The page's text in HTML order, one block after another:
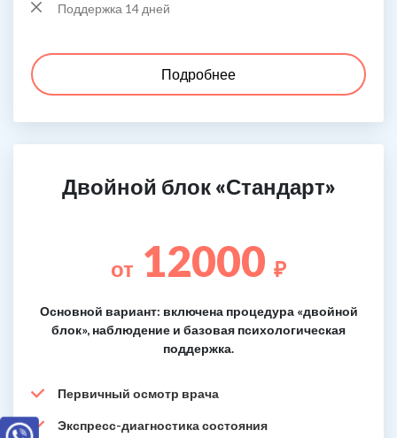
Поддержка 14 дней
Подробнее
Двойной блок «Стандарт»
от 12000 ₽
Основной вариант: включена процедура «двойной
блок», наблюдение и базовая психологическая
поддержка.
Первичный осмотр врача
Экспресс-диагностика состояния